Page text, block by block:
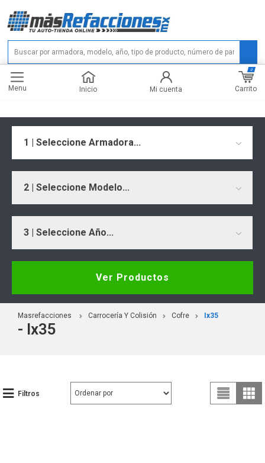
Menu Inicio Mi cuenta Carrito
0
1 | Seleccione Armadora...
2 | Seleccione Modelo...
3 | Seleccione Año...
Ver Productos
Masrefacciones Carrocería Y Colisión Cofre Ix35
- Ix35
Filtros